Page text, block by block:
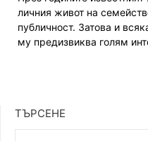
личния живот на
публичност. Затова и
му предизвиква голям
ТЪРСЕНЕ